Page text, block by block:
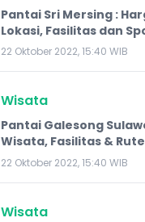
Pantai Sri Mersing :
Lokasi, Fasilitas dan
22 Oktober 2022, 15:40 WIB
Wisata
Pantai Galesong
Wisata, Fasilitas &
22 Oktober 2022, 15:40 WIB
Wisata